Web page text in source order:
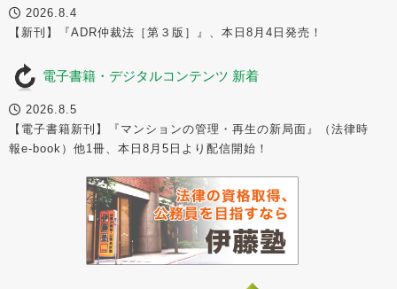
2026.8.4
【新刊】『ADR仲裁法［第３版］』、本日8月4日発売！
電子書籍・デジタルコンテンツ 新着
2026.8.5
【電子書籍新刊】『マンションの管理・再生の新局面』（法律時
報e-book）他1冊、本日8月5日より配信開始！